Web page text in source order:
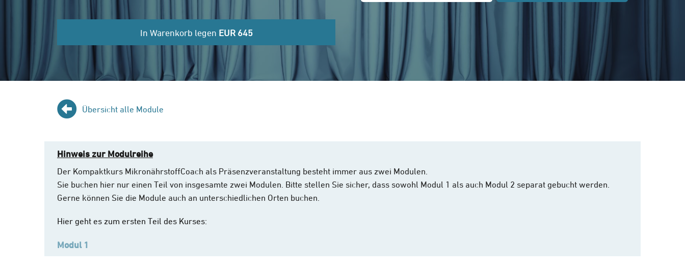
In Warenkorb legen EUR 645
Übersicht alle Module
Hinweis zur Modulreihe
Der Kompaktkurs MikronährstoffCoach als Präsenzveranstaltung besteht immer aus zwei Modulen.
Sie buchen hier nur einen Teil von insgesamte zwei Modulen. Bitte stellen Sie sicher, dass sowohl Modul 1 als auch Modul 2 separat gebucht werden.
Gerne können Sie die Module auch an unterschiedlichen Orten buchen.
Hier geht es zum ersten Teil des Kurses:
Modul 1